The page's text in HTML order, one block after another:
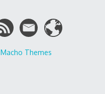
Macho Themes